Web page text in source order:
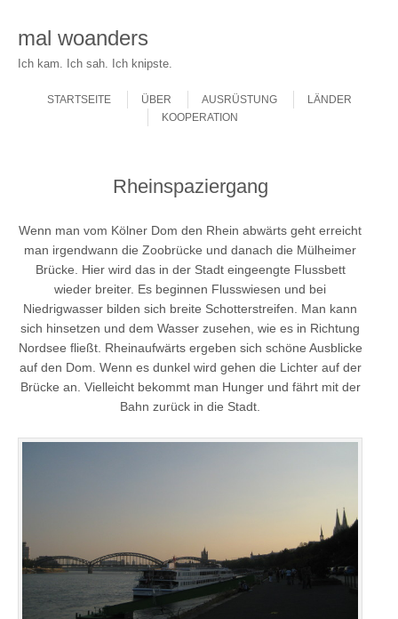
mal woanders
Ich kam. Ich sah. Ich knipste.
Menu
STARTSEITE
ÜBER AUSRÜSTUNG
LÄNDER
KOOPERATION
Rheinspaziergang
Wenn man vom Kölner Dom den Rhein abwärts geht erreicht
man irgendwann die Zoobrücke und danach die Mülheimer
Brücke. Hier wird das in der Stadt eingeengte Flussbett
wieder breiter. Es beginnen Flusswiesen und bei
Niedrigwasser bilden sich breite Schotterstreifen. Man kann
sich hinsetzen und dem Wasser zusehen, wie es in Richtung
Nordsee fließt. Rheinaufwärts ergeben sich schöne Ausblicke
auf den Dom. Wenn es dunkel wird gehen die Lichter auf der
Brücke an. Vielleicht bekommt man Hunger und fährt mit der
Bahn zurück in die Stadt.